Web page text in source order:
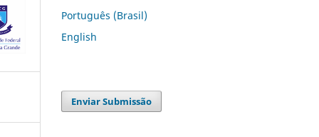
Português (Brasil)
English
Enviar Submissão